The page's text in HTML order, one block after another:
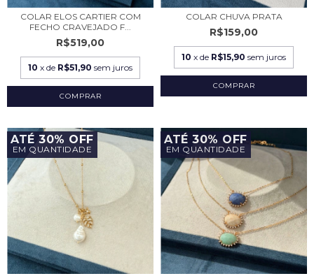
COLAR ELOS CARTIER COM
FECHO CRAVEJADO F...
R$519,00
10 x de R$51,90 sem juros
COMPRAR
COLAR CHUVA PRATA
R$159,00
10 x de R$15,90 sem juros
ATÉ 30% OFF
EM QUANTIDADE
ATÉ 30% OFF
EM QUANTIDADE